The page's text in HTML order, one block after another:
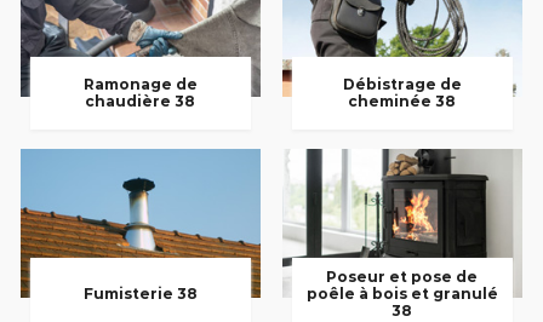
Ramonage de
chaudière 38
Débistrage de
cheminée 38
Fumisterie 38
Poseur et pose de
poêle à bois et granulé
38